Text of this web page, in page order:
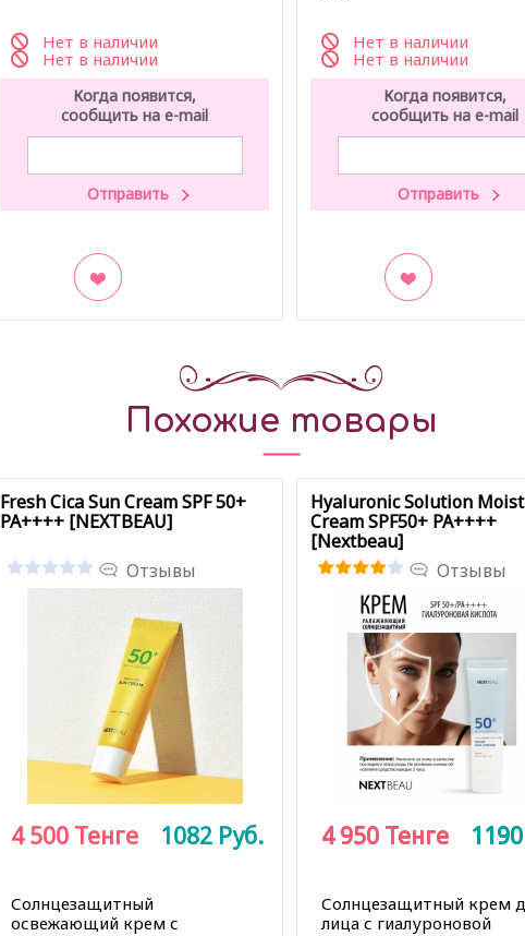
Нет в наличии
Нет в наличии
Когда появится,
сообщить на e-mail
Нет в наличии
Нет в наличии
Когда появится,
сообщить на e-mail
Похожие товары
Fresh Cica Sun Cream SPF 50+
PA++++ [NEXTBEAU]
Отзывы
Солнцезащитный
освежающий крем с
4 500 Тенге 1082 Руб.
Hyaluronic Solution
Cream SPF50+ PA++++
[Nextbeau]
Отзывы
Солнцезащитный крем
лица с гиалуроновой
4 950 Тенге 1190
4 950 Тенге 1190